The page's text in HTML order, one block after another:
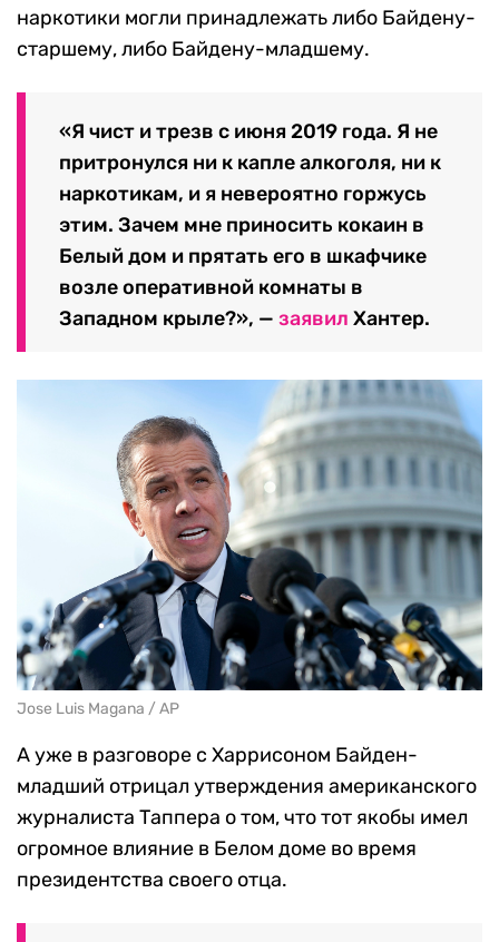
наркотики могли принадлежать либо Байдену-
старшему, либо Байдену-младшему.
«Я чист и трезв с июня 2019 года. Я не
притронулся ни к капле алкоголя, ни к
наркотикам, и я невероятно горжусь
этим. Зачем мне приносить кокаин в
Белый дом и прятать его в шкафчике
возле оперативной комнаты в
Западном крыле?», — заявил Хантер.
Jose Luis Magana / AP
А уже в разговоре с Харрисоном Байден-
младший отрицал утверждения американского
журналиста Таппера о том, что тот якобы имел
огромное влияние в Белом доме во время
президентства своего отца.